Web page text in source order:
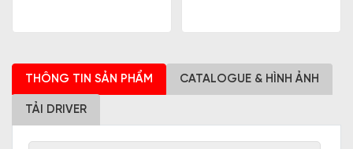
THÔNG TIN SẢN PHẨM CATALOGUE & HÌNH ẢNH
TẢI DRIVER